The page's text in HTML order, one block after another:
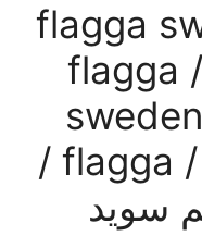
flagga
flagga
flagga / flagga svensk /
سويد